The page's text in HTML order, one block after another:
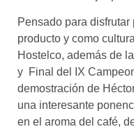
Pensado para
producto y como
Hostelco, además de
y Final del IX
demostración de
una interesante
en el aroma del café,